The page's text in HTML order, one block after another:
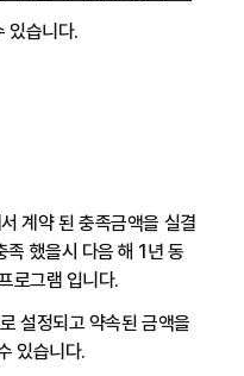
있습니다.
계약 된 충족금액을 실결
했을시 다음 해 1년 동
로그램 입니다.
설정되고 약속된 금액을
있습니다.